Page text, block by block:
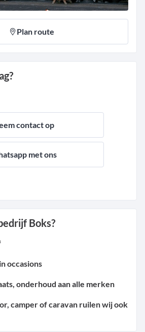
Plan route
contact op
met ons
Boks?
occasions
onderhoud aan alle merken
camper of caravan ruilen wij ook